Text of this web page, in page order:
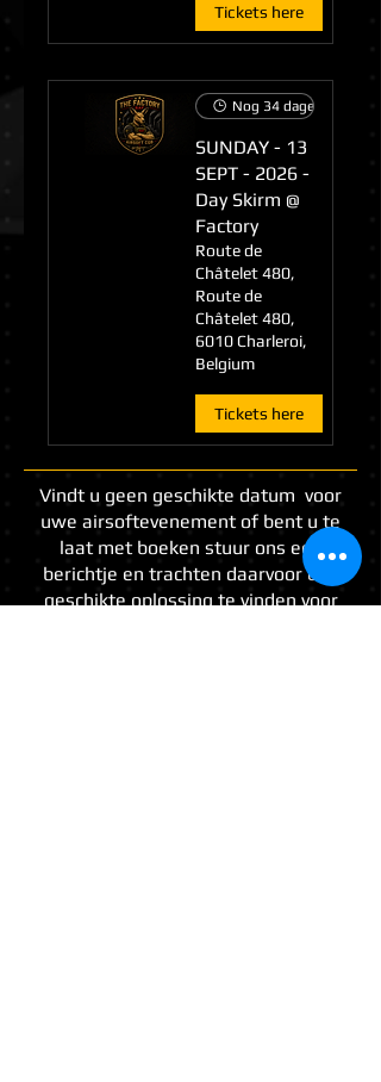
Tickets here
Nog 34 dagen tot het
SUNDAY - 13
SEPT - 2026 -
Day Skirm @
Factory
Route de
Châtelet 480,
Route de
Châtelet 480,
6010 Charleroi,
Belgium
Tickets here
Vindt u geen geschikte datum voor
uwe airsoftevenement of bent u te
laat met boeken stuur ons een
berichtje en trachten daarvoor een
geschikte oplossing te vinden voor